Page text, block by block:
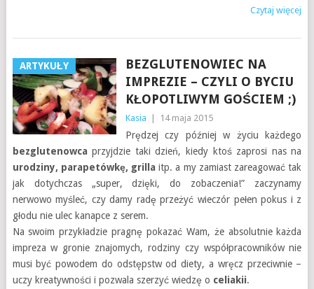
Czytaj więcej
ARTYKUŁY
BEZGLUTENOWIEC NA
IMPREZIE – CZYLI O BYCIU
KŁOPOTLIWYM GOŚCIEM ;)
Kasia 14 maja 2015
Prędzej czy później w życiu każdego
bezglutenowca przyjdzie taki dzień, kiedy ktoś zaprosi nas na
urodziny, parapetówkę, grilla itp. a my zamiast zareagować tak
jak dotychczas „super, dzięki, do zobaczenia!” zaczynamy
nerwowo myśleć, czy damy radę przeżyć wieczór pełen pokus i z
głodu nie ulec kanapce z serem.
Na swoim przykładzie pragnę pokazać Wam, że absolutnie każda
impreza w gronie znajomych, rodziny czy współpracowników nie
musi być powodem do odstępstw od diety, a wręcz przeciwnie –
uczy kreatywności i pozwala szerzyć wiedzę o celiakii.